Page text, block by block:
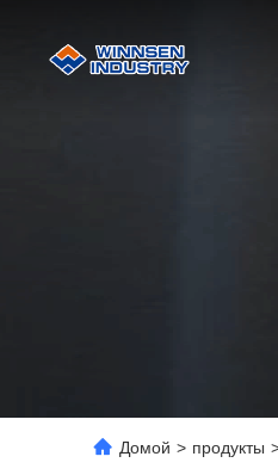
Домой > продукты